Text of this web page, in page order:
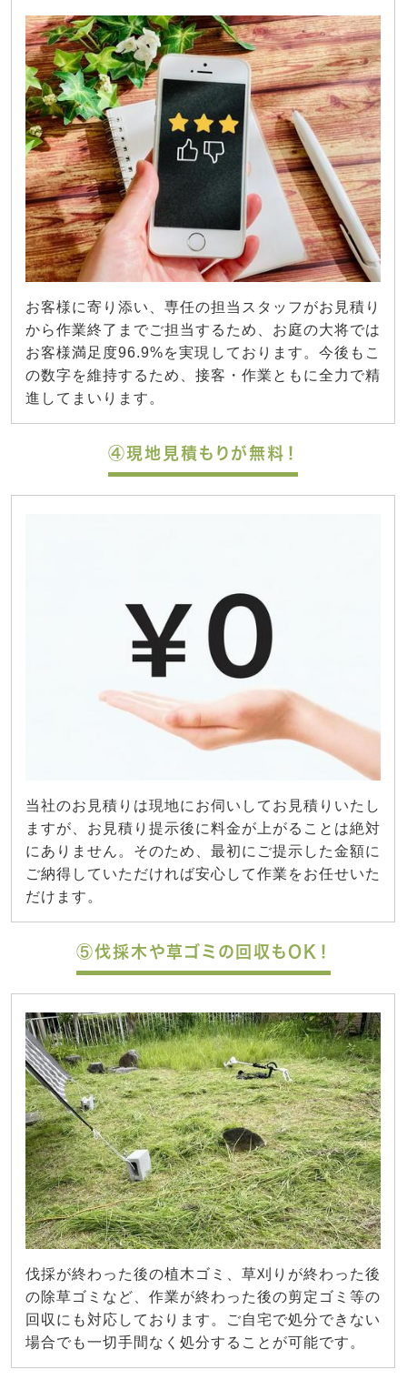
お客様に寄り添い、専任の担当スタッフがお見積り
から作業終了までご担当するため、お庭の大将では
お客様満足度96.9%を実現しております。今後もこ
の数字を維持するため、接客・作業ともに全力で精
進してまいります。
④現地見積もりが無料！
当社のお見積りは現地にお伺いしてお見積りいたし
ますが、お見積り提示後に料金が上がることは絶対
にありません。そのため、最初にご提示した金額に
ご納得していただければ安心して作業をお任せいた
だけます。
⑤伐採木や草ゴミの回収もOK！
伐採が終わった後の植木ゴミ、草刈りが終わった後
の除草ゴミなど、作業が終わった後の剪定ゴミ等の
回収にも対応しております。ご自宅で処分できない
場合でも一切手間なく処分することが可能です。